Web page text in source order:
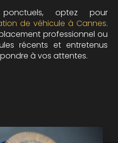
optez pour
de véhicule à Cannes.
professionnel ou
récents et entretenus
à vos attentes.